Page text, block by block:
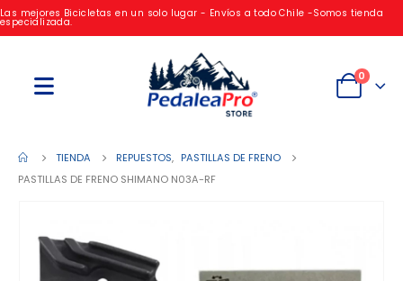
Las mejores Bicicletas en un solo lugar - Envíos a todo Chile -Somos tienda
especializada.
0
TIENDA REPUESTOS, PASTILLAS DE FRENO
PASTILLAS DE FRENO SHIMANO N03A-RF